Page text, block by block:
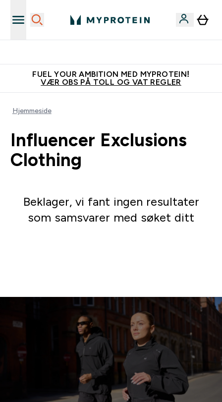
FUEL YOUR AMBITION MED MYPROTEIN!
VÆR OBS PÅ TOLL OG VAT REGLER
Hjemmeside
Influencer Exclusions
Clothing
Beklager, vi fant ingen resultater
som samsvarer med søket ditt